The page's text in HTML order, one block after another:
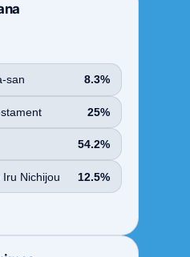
san 8.3%
25%
54.2%
Nichijou 12.5%